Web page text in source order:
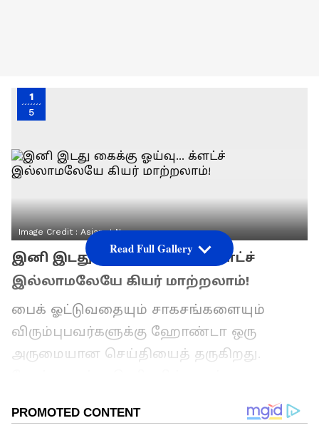
1
5
Image Credit : Asianet News
இனி இடது கைக்கு ஓய்வு... க்ளட்ச்
இல்லாமலேயே கியர் மாற்றலாம்!
பைக் ஓட்டுவதையும் சாகசங்களையும்
விரும்புபவர்களுக்கு ஹோண்டா ஒரு
அருமையான செய்தியைத் தருகிறது.
அழுத்துவதால் உங்கள் கைகள்
Read Full Gallery